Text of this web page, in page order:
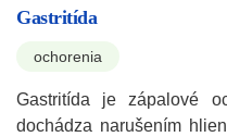
Gastritída
ochorenia
Gastritída je zápalové
dochádza narušením